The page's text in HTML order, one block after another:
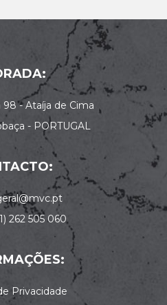
98 - Ataíja de Cima
- PORTUGAL
262 505 060
Privacidade